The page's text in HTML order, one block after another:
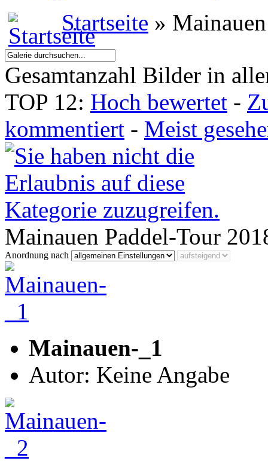
Startseite »
Gesamtanzahl Bilder in
TOP 12: Hoch bewertet -
kommentiert - Meist
Mainauen Paddel-Tour
Anordnung nach
Mainauen-_1
Autor: Keine Angabe